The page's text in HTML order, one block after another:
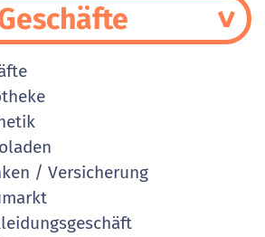
/ Versicherung